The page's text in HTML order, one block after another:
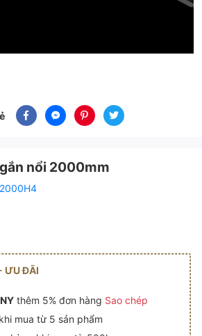
nổi 2000mm
ƯU ĐÃI
thêm 5% đơn hàng Sao chép
mua từ 5 sản phẩm